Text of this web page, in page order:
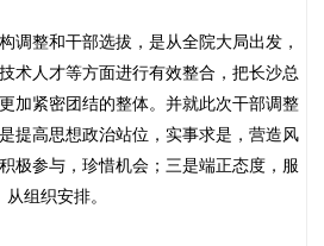
调整和干部选拔，是从全院大局出发，
术人才等方面进行有效整合，把长沙总
加紧密团结的整体。并就此次干部调整
提高思想政治站位，实事求是，营造风
极参与，珍惜机会；三是端正态度，服
从组织安排。